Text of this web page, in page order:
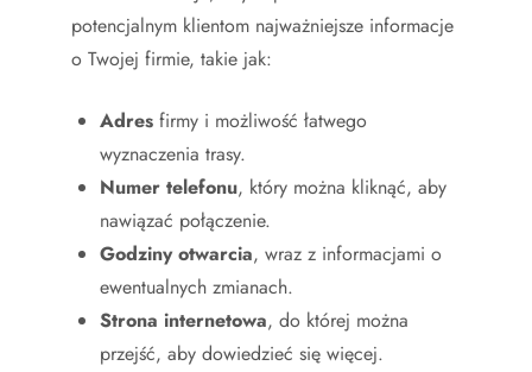
potencjalnym klientom najważniejsze informacje
o Twojej firmie, takie jak:
Adres firmy i możliwość łatwego
wyznaczenia trasy.
Numer telefonu, który można kliknąć, aby
nawiązać połączenie.
Godziny otwarcia, wraz z informacjami o
ewentualnych zmianach.
Strona internetowa, do której można
przejść, aby dowiedzieć się więcej.